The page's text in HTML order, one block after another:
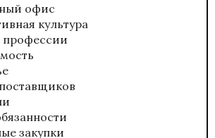
офис
культура
закупки